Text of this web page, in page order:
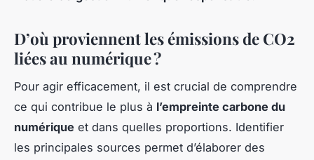
D’où proviennent les émissions de CO2
liées au numérique ?
Pour agir efficacement, il est crucial de comprendre
ce qui contribue le plus à l’empreinte carbone du
numérique et dans quelles proportions. Identifier
les principales sources permet d’élaborer des